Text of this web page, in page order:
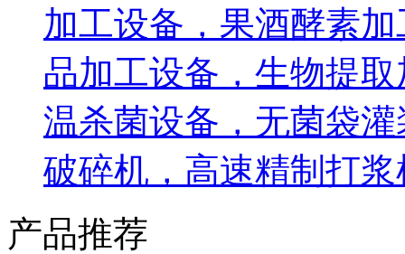
加工设备，果酒酵素
品加工设备，生物提
温杀菌设备，无菌袋
破碎机，高速精制打
产品推荐